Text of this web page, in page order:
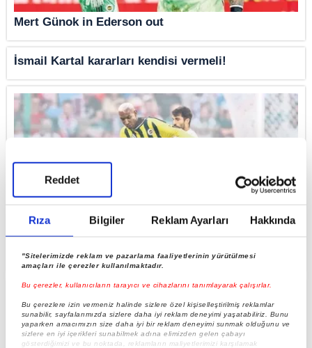
Rıza Bilgiler Reklam Ayarları Hakkında
"Sitelerimizde reklam ve pazarlama faaliyetlerinin yürütülmesi
amaçları ile çerezler kullanılmaktadır.
Bu çerezler, kullanıcıların tarayıcı ve cihazlarını tanımlayarak çalışırlar.
Bu çerezlere izin vermeniz halinde sizlere özel kişiselleştirilmiş reklamlar
sunabilir, sayfalarımızda sizlere daha iyi reklam deneyimi yaşatabiliriz. Bunu
yaparken amacımızın size daha iyi bir reklam deneyimi sunmak olduğunu ve
sizlere en iyi içerikleri sunabilmek adına elimizden gelen çabayı
gösterdiğimizi ve bu noktada, reklamların maliyetlerimizi karşılamak
Reddet
Mert Günok in Ederson out
İsmail Kartal kararları kendisi vermeli!
F.Bahçe tam gaz rakip Sturm Graz